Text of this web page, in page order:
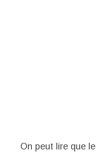
On peut lire que